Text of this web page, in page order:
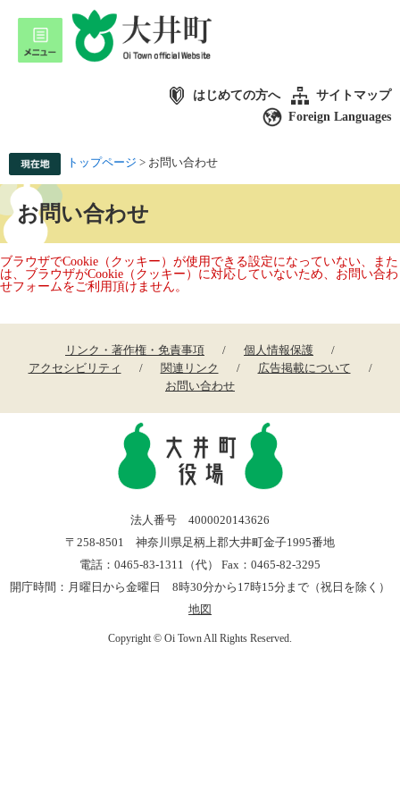
はじめての方へ
サイトマップ
Foreign Languages
トップページ > お問い合わせ
お問い合わせ
ブラウザでCookie（クッキー）が使用できる設定になっていない、また
は、ブラウザがCookie（クッキー）に対応していないため、お問い合わ
せフォームをご利用頂けません。
リンク・著作権・免責事項
個人情報保護
アクセシビリティ
関連リンク
広告掲載について
お問い合わせ
法人番号 4000020143626
〒258-8501 神奈川県足柄上郡大井町金子1995番地
電話：0465-83-1311（代） Fax：0465-82-3295
開庁時間：月曜日から金曜日 8時30分から17時15分まで（祝日を除く）
地図
Copyright © Oi Town All Rights Reserved.